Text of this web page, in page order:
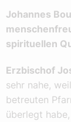
Johannes
spirituellen
Erzbischof
sehr nahe,
betreuten
überlegt